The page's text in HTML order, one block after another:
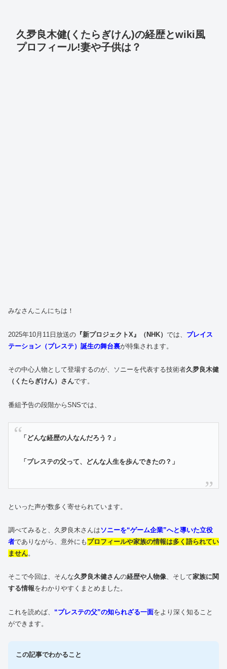
久夛良木健(くたらぎけん)の経歴とwiki風
プロフィール!妻や子供は？
みなさんこんにちは！
2025年10月11日放送の 『新プロジェクトX』（NHK） では、 プレイス
テーション（プレステ）誕生の舞台裏が特集されます。
その中心人物として登場するのが、ソニーを代表する技術者久夛良木健
（くたらぎけん）さんです。
番組予告の段階からSNSでは、
「どんな経歴の人なんだろう？」
「プレステの父って、どんな人生を歩んできたの？」
といった声が数多く寄せられています。
調べてみると、久夛良木さんはソニーを“ゲーム企業”へと導いた立役
者でありながら、意外にも プロフィールや家族の情報は多く語られてい
ません。
そこで今回は、そんな久夛良木健さんの経歴や人物像、そして家族に関
する情報をわかりやすくまとめました。
これを読めば、 “プレステの父”の知られざる一面をより深く知ること
ができます。
この記事でわかること